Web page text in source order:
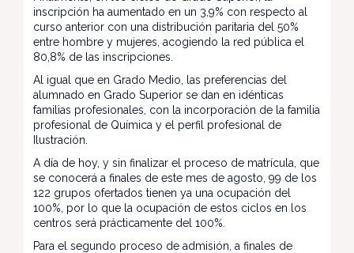
inscripción ha aumentado en un 3,9% con respecto al
curso anterior con una distribución paritaria del 50%
entre hombre y mujeres, acogiendo la red pública el
80,8% de las inscripciones.
Al igual que en Grado Medio, las preferencias del
alumnado en Grado Superior se dan en idénticas
familias profesionales, con la incorporación de la familia
profesional de Química y el perfil profesional de
Ilustración.
A día de hoy, y sin finalizar el proceso de matrícula, que
se conocerá a finales de este mes de agosto, 99 de los
122 grupos ofertados tienen ya una ocupación del
100%, por lo que la ocupación de estos ciclos en los
centros será prácticamente del 100%.
Para el segundo proceso de admisión, a finales de